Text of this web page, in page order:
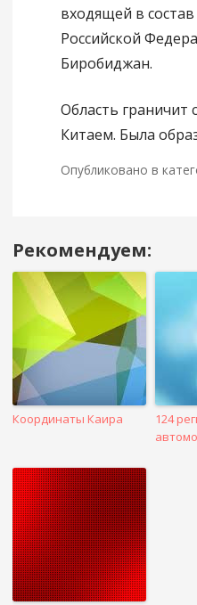
входящей в
Российской
Биробиджан.
Область граничит
Китаем. Была
Опубликовано в
Навигация
в
посте
Рекомендуем:
Координаты Каира
124